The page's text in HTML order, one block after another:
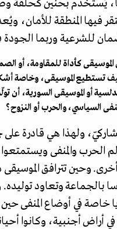
يُستَخدم بحنين
فيها المنطقة للأمان،
للشرعية وربما
كأداة للمقاومة، أو
تستطيع الموسيقى، وخاصة
أو الموسيقى السورية، أن
السياسي، والحرب أو النزوح؟
ولهذا هي قادرة
الحرب والمنفى
وحين تترافق
بالجماعة وتعاود
خاصة في أوضاع المنفى
أراض أجنبية، وكانوا